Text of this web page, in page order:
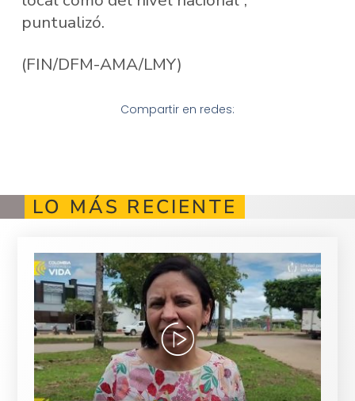
puntualizó.
(FIN/DFM-AMA/LMY)
Compartir en redes:
LO MÁS RECIENTE